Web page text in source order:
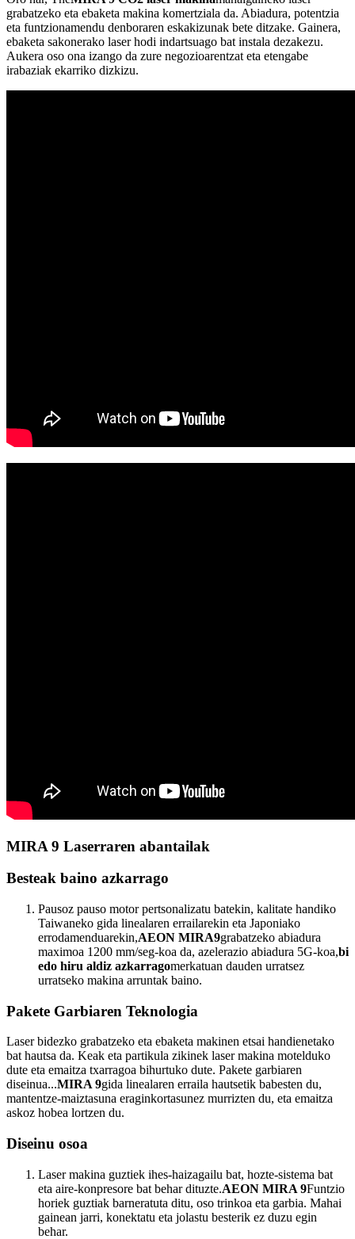
grabatzeko eta ebaketa makina komertziala da. Abiadura, potentzia
eta funtzionamendu denboraren eskakizunak bete ditzake. Gainera,
ebaketa sakonerako laser hodi indartsuago bat instala dezakezu.
Aukera oso ona izango da zure negozioarentzat eta etengabe
irabaziak ekarriko dizkizu.
MIRA 9 Laserraren abantailak
Besteak baino azkarrago
Pausoz pauso motor pertsonalizatu batekin, kalitate handiko
Taiwaneko gida linealaren errailarekin eta Japoniako
errodamenduarekin,AEON MIRA9grabatzeko abiadura
maximoa 1200 mm/seg-koa da, azelerazio abiadura 5G-koa,bi
edo hiru aldiz azkarragomerkatuan dauden urratsez
urratseko makina arruntak baino.
Pakete Garbiaren Teknologia
Laser bidezko grabatzeko eta ebaketa makinen etsai handienetako
bat hautsa da. Keak eta partikula zikinek laser makina motelduko
dute eta emaitza txarragoa bihurtuko dute. Pakete garbiaren
diseinua...MIRA 9gida linealaren erraila hautsetik babesten du,
mantentze-maiztasuna eraginkortasunez murrizten du, eta emaitza
askoz hobea lortzen du.
Diseinu osoa
Laser makina guztiek ihes-haizagailu bat, hozte-sistema bat
eta aire-konpresore bat behar dituzte.AEON MIRA 9Funtzio
horiek guztiak barneratuta ditu, oso trinkoa eta garbia. Mahai
gainean jarri, konektatu eta jolastu besterik ez duzu egin
behar.